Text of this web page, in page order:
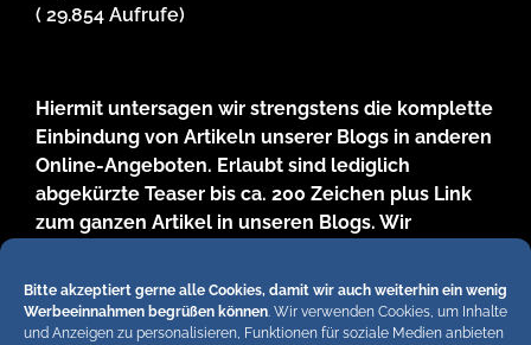
Bitte akzeptiert gerne alle Cookies, damit wir auch weiterhin ein wenig
Werbeeinnahmen begrüßen können. Wir verwenden Cookies, um Inhalte
und Anzeigen zu personalisieren, Funktionen für soziale Medien anbieten
( 29.854 Aufrufe)
Hiermit untersagen wir strengstens die komplette
Einbindung von Artikeln unserer Blogs in anderen
Online-Angeboten. Erlaubt sind lediglich
abgekürzte Teaser bis ca. 200 Zeichen plus Link
zum ganzen Artikel in unseren Blogs. Wir
vor. Die Redaktion!